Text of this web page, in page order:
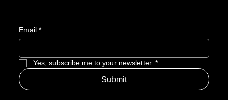
Email *
Yes, subscribe me to your newsletter. *
Submit